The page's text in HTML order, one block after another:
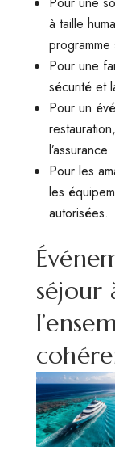
à taille
programme
Pour une
sécurité et
Pour un
l’assurance.
Pour les
les
autorisées.
séjour